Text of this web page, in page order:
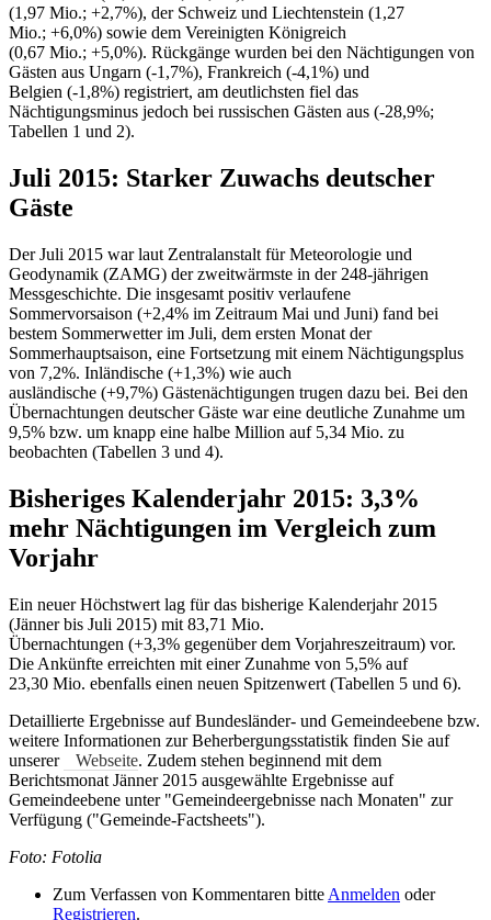
(1,97 Mio.; +2,7%), der Schweiz und Liechtenstein (1,27
Mio.; +6,0%) sowie dem Vereinigten Königreich
(0,67 Mio.; +5,0%). Rückgänge wurden bei den Nächtigungen von
Gästen aus Ungarn (-1,7%), Frankreich (-4,1%) und
Belgien (-1,8%) registriert, am deutlichsten fiel das
Nächtigungsminus jedoch bei russischen Gästen aus (-28,9%;
Tabellen 1 und 2).
Juli 2015: Starker Zuwachs deutscher
Gäste
Der Juli 2015 war laut Zentralanstalt für Meteorologie und
Geodynamik (ZAMG) der zweitwärmste in der 248-jährigen
Messgeschichte. Die insgesamt positiv verlaufene
Sommervorsaison (+2,4% im Zeitraum Mai und Juni) fand bei
bestem Sommerwetter im Juli, dem ersten Monat der
Sommerhauptsaison, eine Fortsetzung mit einem Nächtigungsplus
von 7,2%. Inländische (+1,3%) wie auch
ausländische (+9,7%) Gästenächtigungen trugen dazu bei. Bei den
Übernachtungen deutscher Gäste war eine deutliche Zunahme um
9,5% bzw. um knapp eine halbe Million auf 5,34 Mio. zu
beobachten (Tabellen 3 und 4).
Bisheriges Kalenderjahr 2015: 3,3%
mehr Nächtigungen im Vergleich zum
Vorjahr
Ein neuer Höchstwert lag für das bisherige Kalenderjahr 2015
(Jänner bis Juli 2015) mit 83,71 Mio.
Übernachtungen (+3,3% gegenüber dem Vorjahreszeitraum) vor.
Die Ankünfte erreichten mit einer Zunahme von 5,5% auf
23,30 Mio. ebenfalls einen neuen Spitzenwert (Tabellen 5 und 6).
Detaillierte Ergebnisse auf Bundesländer- und Gemeindeebene bzw.
weitere Informationen zur Beherbergungsstatistik finden Sie auf
unserer
Webseite. Zudem stehen beginnend mit dem
Berichtsmonat Jänner 2015 ausgewählte Ergebnisse auf
Gemeindeebene unter "Gemeindeergebnisse nach Monaten" zur
Verfügung ("Gemeinde-Factsheets").
Foto: Fotolia
Zum Verfassen von Kommentaren bitte Anmelden oder
Registrieren.